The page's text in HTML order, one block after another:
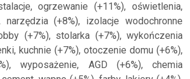
ogrzewanie (+11%), oświetlenia,
narzędzia (+8%), izolacje wodochronne
(+7%), stolarka (+7%), wykończenia
kuchnie (+7%), otoczenie domu (+6%),
wyposażenie, AGD (+6%), chemia